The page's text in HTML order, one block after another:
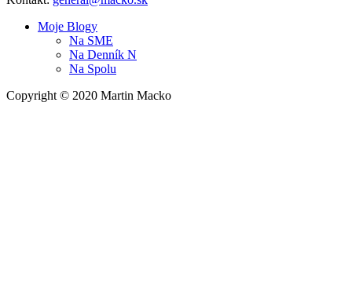
Moje Blogy
Na SME
Na Denník N
Na Spolu
Copyright © 2020 Martin Macko